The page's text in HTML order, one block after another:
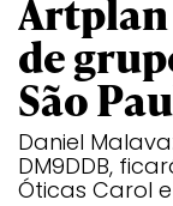
de
São
Daniel
DM9DDB,
Óticas Carol